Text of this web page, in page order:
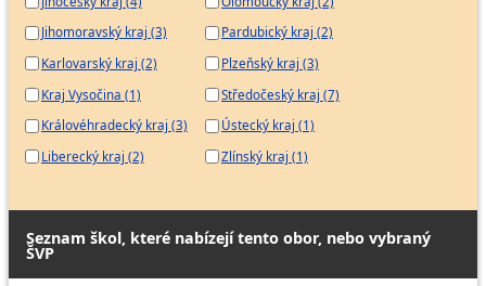
Jihomoravský kraj (3)
Karlovarský kraj (2)
Kraj Vysočina (1)
Královéhradecký kraj (3)
Liberecký kraj (2)
Pardubický kraj (2)
Plzeňský kraj (3)
Středočeský kraj (7)
Ústecký kraj (1)
Zlínský kraj (1)
Seznam škol, které nabízejí tento obor, nebo vybraný
ŠVP